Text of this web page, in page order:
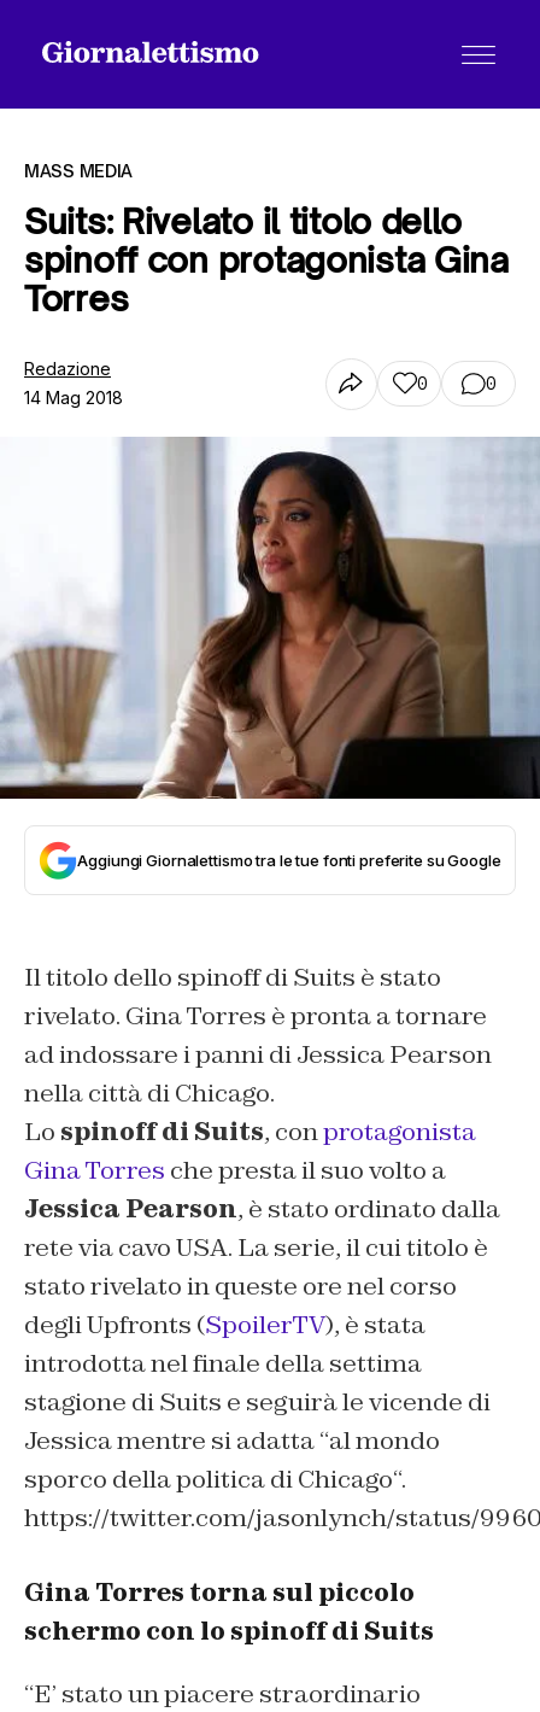
Tutti gli articoli
Chi siamo
MASS MEDIA
Suits: Rivelato il titolo dello
spinoff con protagonista Gina
Torres
Redazione
14 Mag 2018
0 0
Aggiungi Giornalettismo tra le tue fonti preferite su Google
Il titolo dello spinoff di Suits è stato
rivelato. Gina Torres è pronta a tornare
ad indossare i panni di Jessica Pearson
nella città di Chicago.
Lo spinoff di Suits, conprotagonista
Gina Torres che presta il suo volto a
Jessica Pearson, è stato ordinato dalla
rete via cavo USA. La serie, il cui titolo è
stato rivelato in queste ore nel corso
degli Upfronts (SpoilerTV), è stata
introdotta nel finale della settima
stagione di Suits e seguirà le vicende di
Jessica mentre si adatta “al mondo
sporco della politica di Chicago“.
https://twitter.com/jasonlynch/status/
Gina Torres torna sul piccolo
schermo con lo spinoff di Suits
“E’ stato un piacere straordinario